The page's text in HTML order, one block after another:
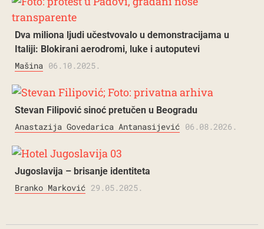
Dva miliona ljudi učestvovalo u demonstracijama u
Italiji: Blokirani aerodromi, luke i autoputevi
Mašina 06.10.2025.
Stevan Filipović sinoć pretučen u Beogradu
Anastazija Govedarica Antanasijević 06.08.2026.
Jugoslavija – brisanje identiteta
Branko Marković 29.05.2025.